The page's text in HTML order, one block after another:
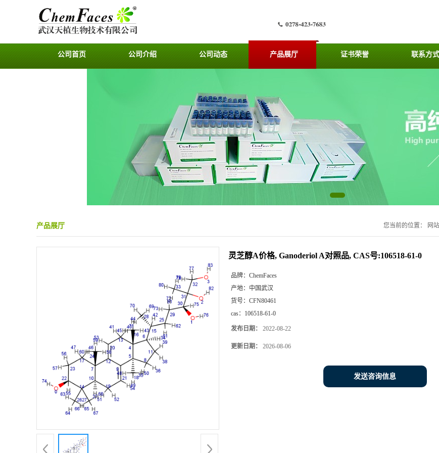
公司首页 公司介绍 公司动态 产品展厅 证书荣誉 联系方式
产品展厅 您当前的位置： 网
灵芝醇A价格, Ganoderiol A对照品, CAS号:106518-61-0
品牌： ChemFaces
产地： 中国武汉
货号： CFN80461
cas： 106518-61-0
发布日期： 2022-08-22
更新日期： 2026-08-06
发送咨询信息